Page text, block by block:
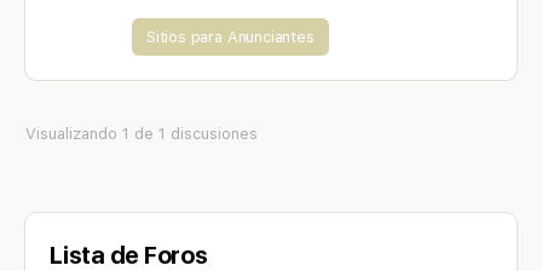
Sitios para Anunciantes
Visualizando 1 de 1 discusiones
Lista de Foros